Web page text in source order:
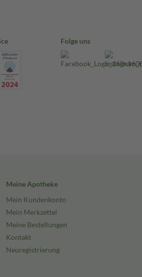
Folge uns
Meine Apotheke
Mein Kundenkonto
Mein Merkzettel
Meine Bestellungen
Kontakt
Neuregistrierung